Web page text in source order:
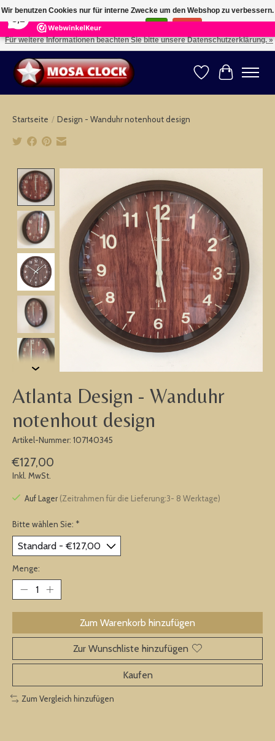
164 Reviews ×
Kies uw taal: NL -- Wählen Sie ihre Sprache: DE -- Choose your language: EN ⇓ ⇒
Wunschzettel
Ihr
Startseite / Design - Wanduhr notenhout design
Atlanta Design - Wanduhr
notenhout design
Artikel-Nummer: 107140345
€127,00
Inkl. MwSt.
Auf Lager (Zeitrahmen für die Lieferung:3- 8 Werktage)
Bitte wählen Sie: *
Menge:
Zum Warenkorb hinzufügen
Zur Wunschliste hinzufügen
Kaufen
Zum Vergleich hinzufügen
Wir benutzen Cookies nur für interne Zwecke um den Webshop zu verbessern.
Ist das in Ordnung?
Für weitere Informationen beachten Sie bitte unsere Datenschutzerklärung. »